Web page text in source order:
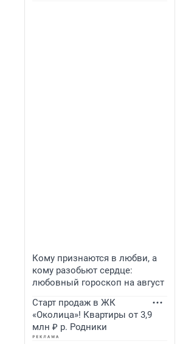
Кому признаются в любви, а
кому разобьют сердце:
любовный гороскоп на август
Старт продаж в ЖК
«Околица»! Квартиры от 3,9
млн ₽ р. Родники